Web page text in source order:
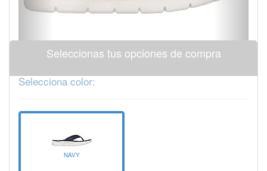
Seleccionas tus opciones de compra
Selecciona color:
NAVY